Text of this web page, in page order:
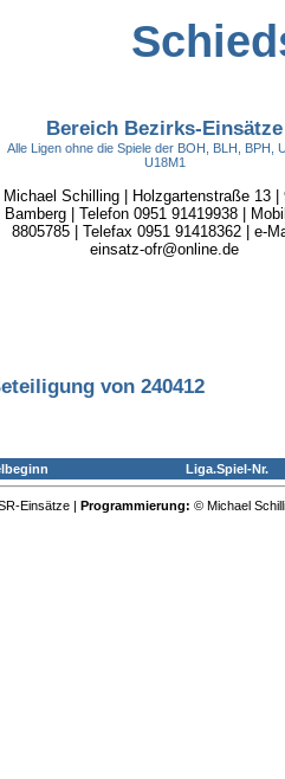
Bereich Bezirks-Einsätze
Alle Ligen ohne die Spiele der BOH, BLH, BPH,
U18M1
Michael Schilling | Holzgartenstraße 13 |
Bamberg | Telefon 0951 91419938 |
8805785 | Telefax 0951 91418362 | e-
einsatz-ofr@online.de
von 240412
Liga.Spiel-Nr.
Einsätze | Programmierung: © Michael